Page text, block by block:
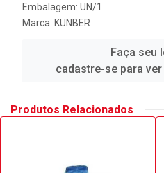
Embalagem: UN/1
Marca: KUNBER
Faça seu
cadastre-se para
Produtos Relacionados